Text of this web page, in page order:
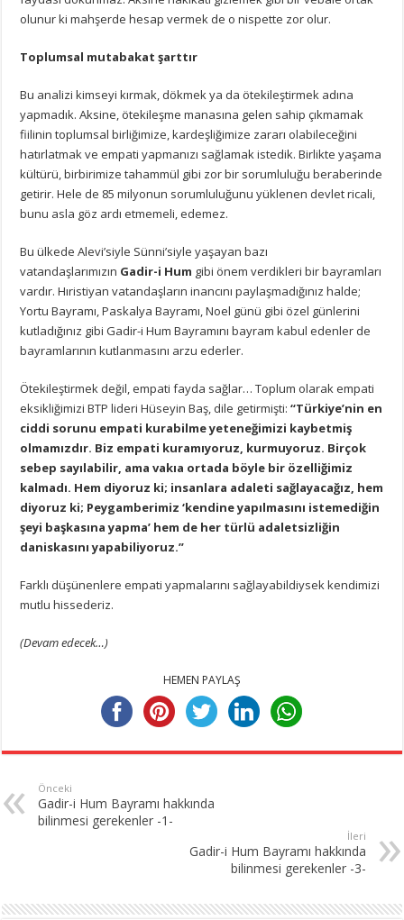
olunur ki mahşerde hesap vermek de o nispette zor olur.
Toplumsal mutabakat şarttır
Bu analizi kimseyi kırmak, dökmek ya da ötekileştirmek adına
yapmadık. Aksine, ötekileşme manasına gelen sahip çıkmamak
fiilinin toplumsal birliğimize, kardeşliğimize zararı olabileceğini
hatırlatmak ve empati yapmanızı sağlamak istedik. Birlikte yaşama
kültürü, birbirimize tahammül gibi zor bir sorumluluğu beraberinde
getirir. Hele de 85 milyonun sorumluluğunu yüklenen devlet ricali,
bunu asla göz ardı etmemeli, edemez.
Bu ülkede Alevi’siyle Sünni’siyle yaşayan bazı
vatandaşlarımızın Gadir-i Hum gibi önem verdikleri bir bayramları
vardır. Hıristiyan vatandaşların inancını paylaşmadığınız halde;
Yortu Bayramı, Paskalya Bayramı, Noel günü gibi özel günlerini
kutladığınız gibi Gadir-i Hum Bayramını bayram kabul edenler de
bayramlarının kutlanmasını arzu ederler.
Ötekileştirmek değil, empati fayda sağlar… Toplum olarak empati
eksikliğimizi BTP lideri Hüseyin Baş, dile getirmişti:“Türkiye’nin en
ciddi sorunu empati kurabilme yeteneğimizi kaybetmiş
olmamızdır. Biz empati kuramıyoruz, kurmuyoruz. Birçok
sebep sayılabilir, ama vakıa ortada böyle bir özelliğimiz
kalmadı. Hem diyoruz ki; insanlara adaleti sağlayacağız, hem
diyoruz ki; Peygamberimiz ‘kendine yapılmasını istemediğin
şeyi başkasına yapma’ hem de her türlü adaletsizliğin
daniskasını yapabiliyoruz.”
Farklı düşünenlere empati yapmalarını sağlayabildiysek kendimizi
mutlu hissederiz.
(Devam edecek…)
HEMEN PAYLAŞ
Önceki
Gadir-i Hum Bayramı hakkında
bilinmesi gerekenler -1-
İleri
Gadir-i Hum Bayramı hakkında
bilinmesi gerekenler -3-